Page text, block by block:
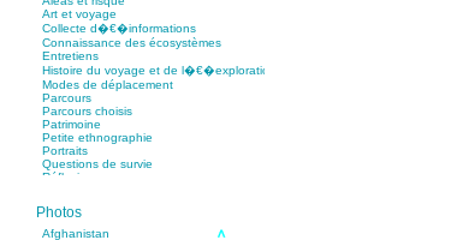
Bellec Hervé
Belleville Régis
Benestar Géraldine
Benoist Yann
Bertrand Jordane
Bertrandy Antoine
Bezsonov Youri
Bideau Michel-Cosme
Billard Yannick
Blanchet Anne-Lise
Bluntzer Christophe
Bobin Mathieu
Boch Anne-Laure
Boch Julie
Boillot Henri
Bonnem Éric
Boudart Jean-Louis
Art et voyage
Collecte d�€�informations
Connaissance des écosystèmes
Entretiens
Histoire du voyage et de l�€�exploration
Modes de déplacement
Parcours
Parcours choisis
Patrimoine
Petite ethnographie
Portraits
Questions de survie
Réflexions
Photos
Afghanistan